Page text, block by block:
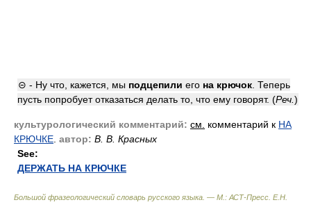
⊝ - Ну что, кажется, мы подцепили его на крючок . Теперь
пусть попробует отказаться делать то, что ему говорят. (Реч. )
культурологический комментарий: см. комментарий к НА
КРЮЧКЕ автор: В. В. Красных
See:
ДЕРЖАТЬ НА КРЮЧКЕ
Большой фразеологический словарь русского языка. — М.: АСТ-Пресс Е.Н.